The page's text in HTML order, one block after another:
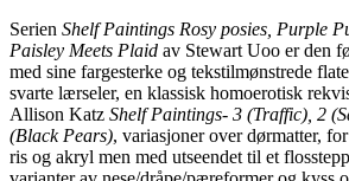
Serien Shelf Paintings Rosy posies, Purple
Paisley Meets Plaid av Stewart Uoo er den
med sine fargesterke og tekstilmønstrede
svarte lærseler, en klassisk homoerotisk
Allison Katz Shelf Paintings- 3 (Traffic), 2
(Black Pears), variasjoner over dørmatter,
ris og akryl men med utseendet til et